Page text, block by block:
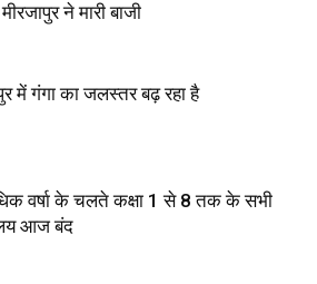
ने मारी बाजी
में गंगा का जलस्तर बढ़ रहा है
वर्षा के चलते कक्षा 1 से 8 तक के सभी
आज बंद